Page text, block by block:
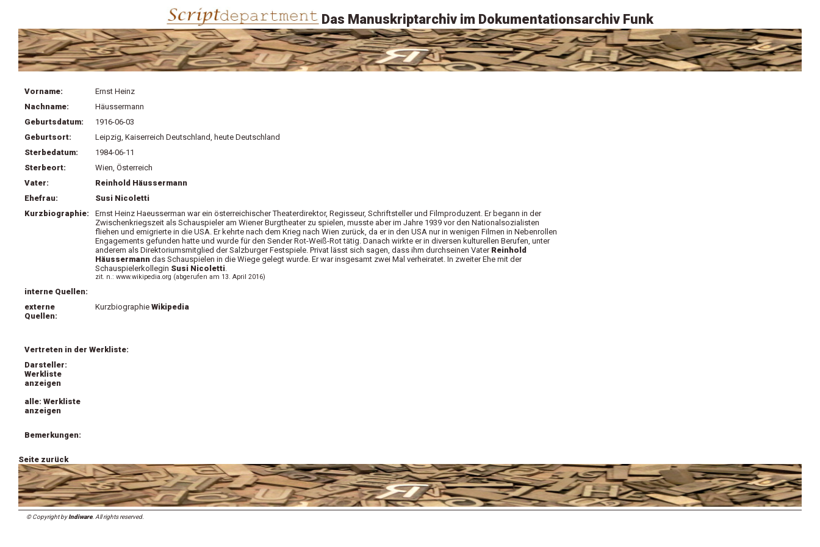
Das Manuskriptarchiv im Dokumentationsarchiv Funk
Vorname:
Ernst Heinz
Nachname:
Häussermann
Geburtsdatum:
1916-06-03
Geburtsort:
Leipzig, Kaiserreich Deutschland, heute Deutschland
Sterbedatum:
1984-06-11
Sterbeort:
Wien, Österreich
Vater:
Reinhold Häussermann
Ehefrau:
Susi Nicoletti
Kurzbiographie:
Ernst Heinz Haeusserman war ein österreichischer Theaterdirektor, Regisseur, Schriftsteller und Filmproduzent. Er begann in der
Zwischenkriegszeit als Schauspieler am Wiener Burgtheater zu spielen, musste aber im Jahre 1939 vor den Nationalsozialisten
fliehen und emigrierte in die USA. Er kehrte nach dem Krieg nach Wien zurück, da er in den USA nur in wenigen Filmen in Nebenrollen
Engagements gefunden hatte und wurde für den Sender Rot-Weiß-Rot tätig. Danach wirkte er in diversen kulturellen Berufen, unter
anderem als Direktoriumsmitglied der Salzburger Festspiele. Privat lässt sich sagen, dass ihm durchseinen Vater Reinhold
Häussermann das Schauspielen in die Wiege gelegt wurde. Er war insgesamt zwei Mal verheiratet. In zweiter Ehe mit der
Schauspielerkollegin Susi Nicoletti.
zit. n.: www.wikipedia.org (abgerufen am 13. April 2016)
interne Quellen:
externe
Quellen:
Kurzbiographie Wikipedia
Vertreten in der Werkliste:
Darsteller:
Werkliste
anzeigen
alle: Werkliste
anzeigen
Bemerkungen:
Seite zurück
© Copyright byIndiware. All rights reserved.